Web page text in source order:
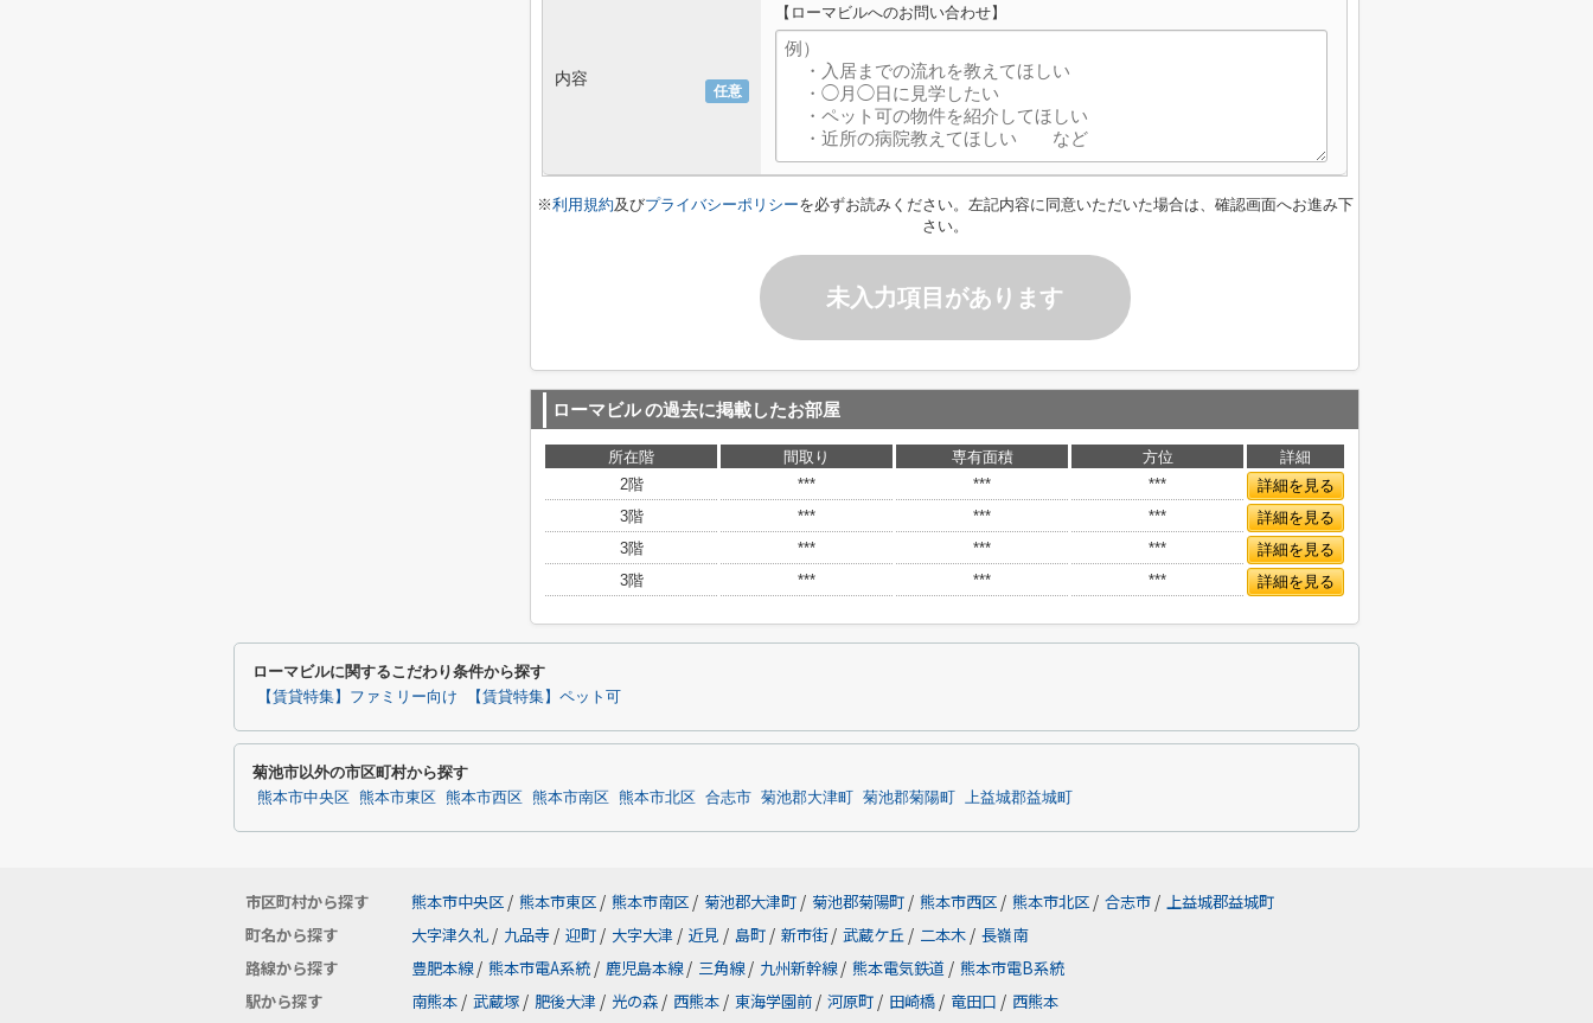
任意
内容
【ローマビルへのお問い合わせ】
※利用規約及びプライバシーポリシーを必ずお読みください。左記内容に同意いただいた場合は、確認画面へお進み下
さい。
未入力項目があります
ローマビルの過去に掲載したお部屋
所在階 間取り 専有面積 方位
詳細
2階
*** *** ***
詳細を見る
3階
*** *** ***
詳細を見る
3階
*** *** ***
詳細を見る
3階
*** *** *** 詳細を見る
ローマビルに関するこだわり条件から探す
【賃貸特集】ファミリー向け 【賃貸特集】ペット可
菊池市以外の市区町村から探す
熊本市中央区 熊本市東区 熊本市西区 熊本市南区 熊本市北区 合志市 菊池郡大津町 菊池郡菊陽町 上益城郡益城町
市区町村から探す 熊本市中央区 / 熊本市東区 / 熊本市南区 / 菊池郡大津町 / 菊池郡菊陽町 / 熊本市西区 / 熊本市北区 / 合志市 / 上益城郡益城町
町名から探す
大字津久礼 / 九品寺 / 迎町 / 大字大津 / 近見 / 島町 / 新市街 / 武蔵ケ丘 / 二本木 / 長嶺南
路線から探す
豊肥本線 / 熊本市電A系統 / 鹿児島本線 / 三角線 / 九州新幹線 / 熊本電気鉄道 / 熊本市電B系統
駅から探す
南熊本 / 武蔵塚 / 肥後大津 / 光の森 / 西熊本 / 東海学園前 / 河原町 / 田崎橋 / 竜田口 / 西熊本